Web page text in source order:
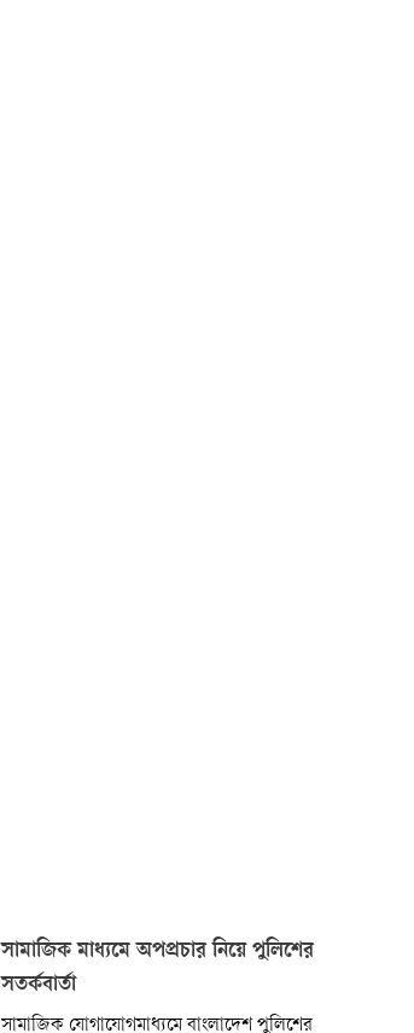
সামাজিক মাধ্যমে অপপ্রচার নিয়ে পুলিশের
সতর্কবার্তা
সামাজিক যোগাযোগমাধ্যমে বাংলাদেশ পুলিশের